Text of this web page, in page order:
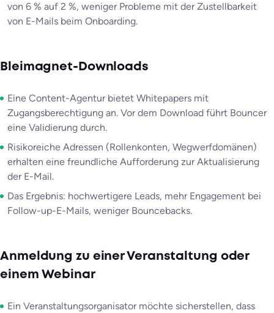
von 6 % auf 2 %, weniger Probleme mit der Zustellbarkeit
von E-Mails beim Onboarding.
Bleimagnet-Downloads
Eine Content-Agentur bietet Whitepapers mit
Zugangsberechtigung an. Vor dem Download führt Bouncer
eine Validierung durch.
Risikoreiche Adressen (Rollenkonten, Wegwerfdomänen)
erhalten eine freundliche Aufforderung zur Aktualisierung
der E-Mail.
Das Ergebnis: hochwertigere Leads, mehr Engagement bei
Follow-up-E-Mails, weniger Bouncebacks.
Anmeldung zu einer Veranstaltung oder
einem Webinar
Ein Veranstaltungsorganisator möchte sicherstellen, dass